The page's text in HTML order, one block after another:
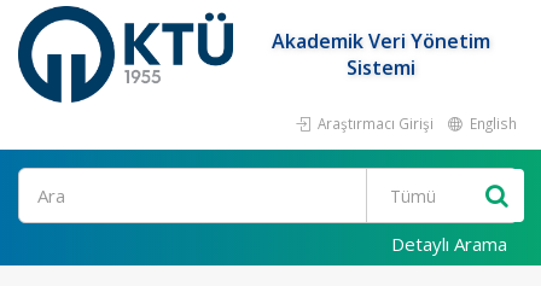
Akademik Veri Yönetim
Sistemi
Araştırmacı Girişi English
Ara
Detaylı Arama